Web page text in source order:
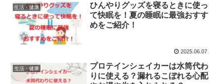
生活・健康
ひんやりグッズを寝るときに使っ
て快眠を！夏の睡眠に最強おすす
めをご紹介！
2025.06.07
生活・健康
プロテインシェイカーは水筒代わ
りに使える？漏れるこぼれる心配